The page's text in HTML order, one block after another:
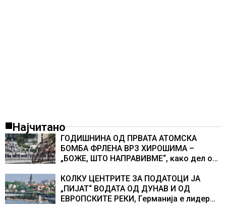
Најчитано
ГОДИШНИНА ОД ПРВАТА АТОМСКА
БОМБА ФРЛЕНА ВРЗ ХИРОШИМА –
„БОЖЕ, ШТО НАПРАВИВМЕ“, како дел од
учесниците во бомбардирањето го
доживуваа овој настан што го промени
текот на историјата
КОЛКУ ЦЕНТРИТЕ ЗА ПОДАТОЦИ ЈА
„ПИЈАТ“ ВОДАТА ОД ДУНАВ И ОД
ЕВРОПСКИТЕ РЕКИ, Германија е лидер